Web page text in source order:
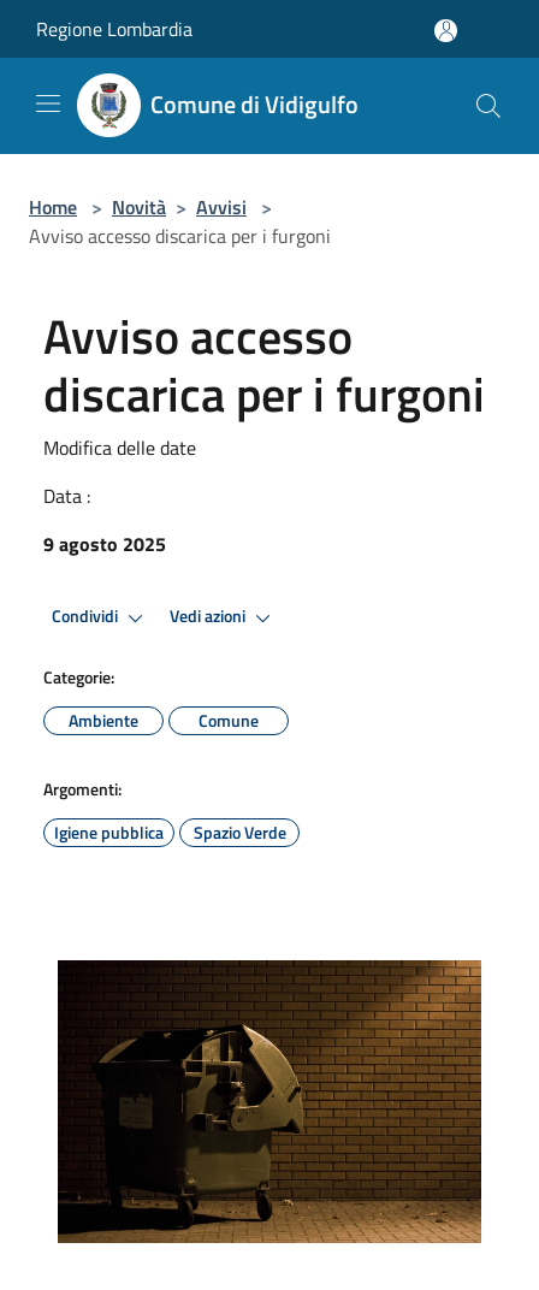
Regione Lombardia
Comune di Vidigulfo
Home > Novità > Avvisi >
Avviso accesso discarica per i furgoni
Avviso accesso
discarica per i furgoni
Modifica delle date
Data :
9 agosto 2025
Condividi Vedi azioni
Categorie:
Ambiente
Comune
Argomenti:
Igiene pubblica
Spazio Verde